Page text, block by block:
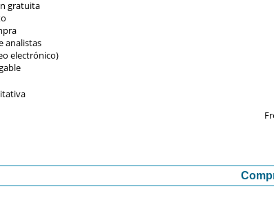
gratuita
analistas
electrónico)